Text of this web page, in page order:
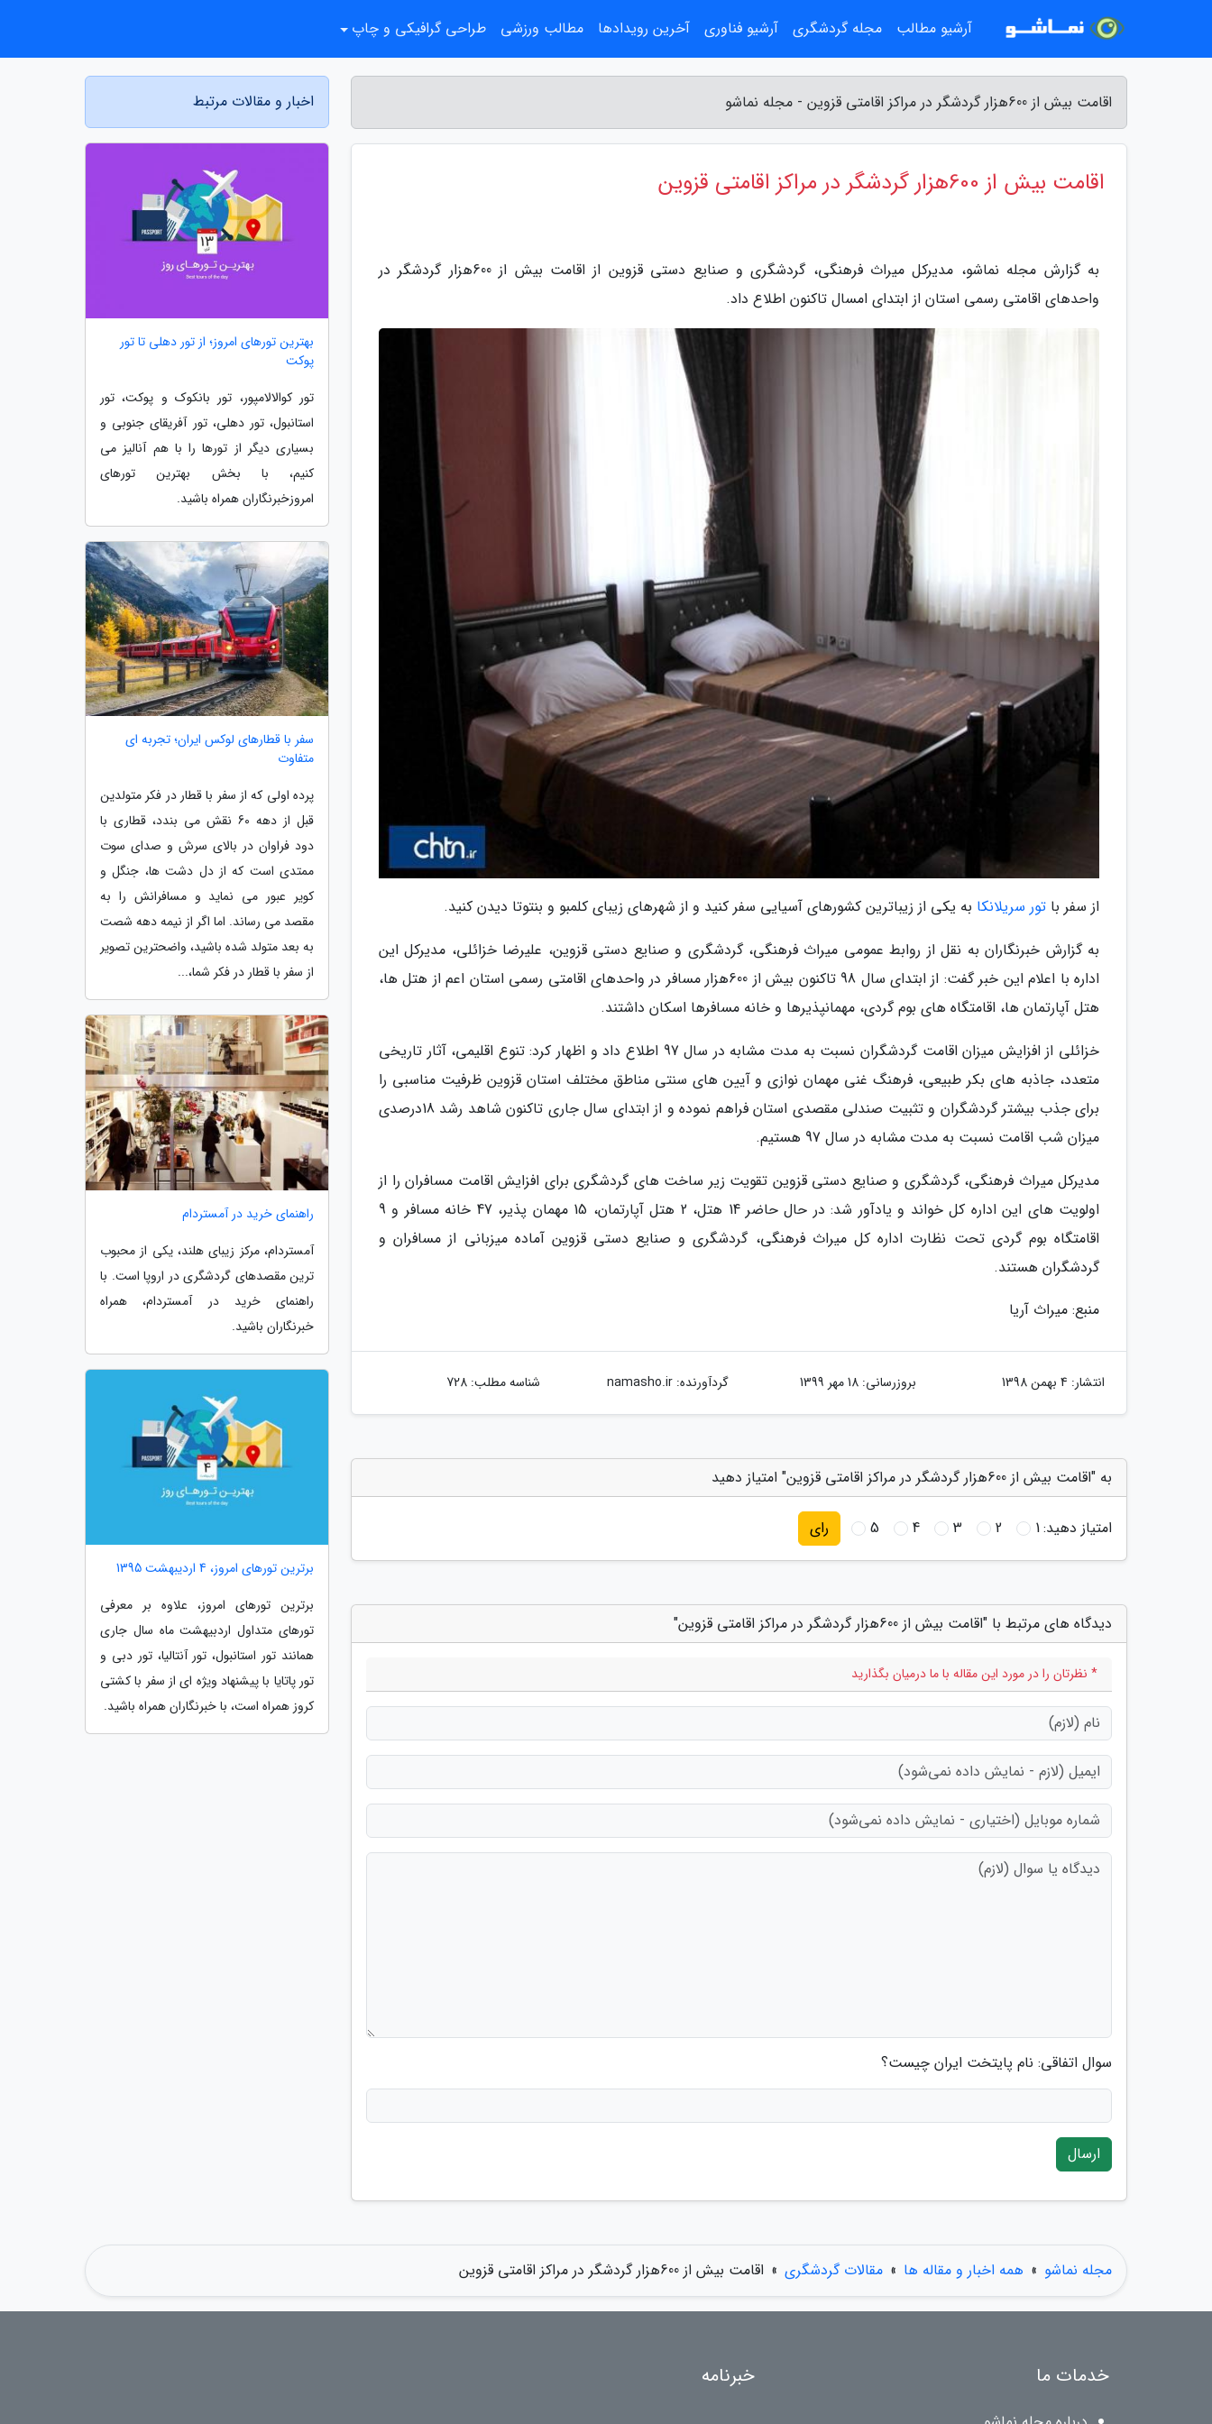
اقامت بیش از 600هزار گردشگر در مراکز اقامتی قزوین - مجله نماشو
اقامت بیش از 600هزار گردشگر در مراکز اقامتی قزوین
به گزارش مجله نماشو، مدیرکل میراث فرهنگی، گردشگری و صنایع دستی قزوین از اقامت بیش از 600هزار گردشگر در
واحدهای اقامتی رسمی استان از ابتدای امسال تاکنون اطلاع داد.
از سفر با تور سریلانکا به یکی از زیباترین کشورهای آسیایی سفر کنید و از شهرهای زیبای کلمبو و بنتوتا دیدن کنید.
به گزارش خبرنگاران به نقل از روابط عمومی میراث فرهنگی، گردشگری و صنایع دستی قزوین، علیرضا خزائلی، مدیرکل این
اداره با اعلام این خبر گفت: از ابتدای سال 98 تاکنون بیش از 600هزار مسافر در واحدهای اقامتی رسمی استان اعم از هتل ها،
هتل آپارتمان ها، اقامتگاه های بوم گردی، مهمانپذیرها و خانه مسافرها اسکان داشتند.
خزائلی از افزایش میزان اقامت گردشگران نسبت به مدت مشابه در سال 97 اطلاع داد و اظهار کرد: تنوع اقلیمی، آثار تاریخی
متعدد، جاذبه های بکر طبیعی، فرهنگ غنی مهمان نوازی و آیین های سنتی مناطق مختلف استان قزوین ظرفیت مناسبی را
برای جذب بیشتر گردشگران و تثبیت صندلی مقصدی استان فراهم نموده و از ابتدای سال جاری تاکنون شاهد رشد 18درصدی
میزان شب اقامت نسبت به مدت مشابه در سال 97 هستیم.
مدیرکل میراث فرهنگی، گردشگری و صنایع دستی قزوین تقویت زیر ساخت های گردشگری برای افزایش اقامت مسافران را از
اولویت های این اداره کل خواند و یادآور شد: در حال حاضر 14 هتل، 2 هتل آپارتمان، 15 مهمان پذیر، 47 خانه مسافر و 9
اقامتگاه بوم گردی تحت نظارت اداره کل میراث فرهنگی، گردشگری و صنایع دستی قزوین آماده میزبانی از مسافران و
گردشگران هستند.
منبع: میراث آریا
انتشار: 4 بهمن 1398 بروزرسانی: 18 مهر 1399 گردآورنده:namasho.ir شناسه مطلب: 728
به "اقامت بیش از 600هزار گردشگر در مراکز اقامتی قزوین" امتیاز دهید
امتیاز دهید:1
2
3
4
5 رای
دیدگاه های مرتبط با "اقامت بیش از 600هزار گردشگر در مراکز اقامتی قزوین"
* نظرتان را در مورد این مقاله با ما درمیان بگذارید
سوال اتفاقی: نام پایتخت ایران چیست؟
ارسال
اخبار و مقالات مرتبط
بهترین تورهای امروز؛ از تور دهلی تا تور
پوکت
تور کوالالامپور، تور بانکوک و پوکت، تور
استانبول، تور دهلی، تور آفریقای جنوبی و
بسیاری دیگر از تورها را با هم آنالیز می
کنیم، با بخش بهترین تورهای
امروزخبرنگاران همراه باشید.
سفر با قطارهای لوکس ایران؛ تجربه ای
متفاوت
پرده اولی که از سفر با قطار در فکر متولدین
قبل از دهه 60 نقش می بندد، قطاری با
دود فراوان در بالای سرش و صدای سوت
ممتدی است که از دل دشت ها، جنگل و
کویر عبور می نماید و مسافرانش را به
مقصد می رساند. اما اگر از نیمه دهه شصت
به بعد متولد شده باشید، واضحترین تصویر
از سفر با قطار در فکر شما،...
راهنمای خرید در آمستردام
آمستردام، مرکز زیبای هلند، یکی از محبوب
ترین مقصدهای گردشگری در اروپا است. با
راهنمای خرید در آمستردام، همراه
خبرنگاران باشید.
برترین تورهای امروز، 4 اردیبهشت 1395
برترین تورهای امروز، علاوه بر معرفی
تورهای متداول اردبیهشت ماه سال جاری
همانند تور استانبول، تور آنتالیا، تور دبی و
تور پاتایا با پیشنهاد ویژه ای از سفر با کشتی
کروز همراه است، با خبرنگاران همراه باشید.
مجله نماشو » همه اخبار و مقاله ها » مقالات گردشگری » اقامت بیش از 600هزار گردشگر در مراکز اقامتی قزوین
آرشیو مطالب مجله گردشگری آرشیو فناوری آخرین رویدادها مطالب ورزشی طراحی گرافیکی و چاپ
خدمات ما خبرنامه